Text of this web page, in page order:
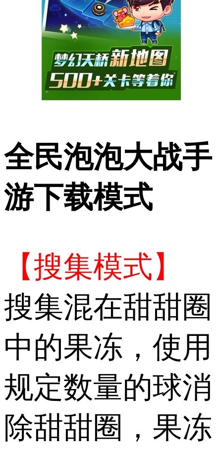
全民泡泡大战手
游下载模式
【搜集模式】
搜集混在甜甜圈
中的果冻，使用
规定数量的球消
除甜甜圈，果冻